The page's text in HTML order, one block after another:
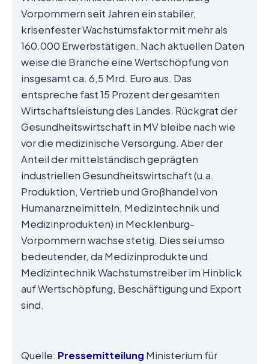
Vorpommern seit Jahren ein stabiler,
krisenfester Wachstumsfaktor mit mehr als
160.000 Erwerbstätigen. Nach aktuellen Daten
weise die Branche eine Wertschöpfung von
insgesamt ca. 6,5 Mrd. Euro aus. Das
entspreche fast 15 Prozent der gesamten
Wirtschaftsleistung des Landes. Rückgrat der
Gesundheitswirtschaft in MV bleibe nach wie
vor die medizinische Versorgung. Aber der
Anteil der mittelständisch geprägten
industriellen Gesundheitswirtschaft (u.a.
Produktion, Vertrieb und Großhandel von
Humanarzneimitteln, Medizintechnik und
Medizinprodukten) in Mecklenburg-
Vorpommern wachse stetig. Dies sei umso
bedeutender, da Medizinprodukte und
Medizintechnik Wachstumstreiber im Hinblick
auf Wertschöpfung, Beschäftigung und Export
sind.
Quelle: Pressemitteilung Ministerium für